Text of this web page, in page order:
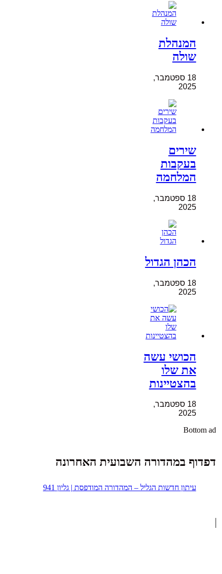
המנהלת
שולה
18 ספטמבר,
2025
שירים
בעקבות
המלחמה
18 ספטמבר,
2025
הכהן הגדול
18 ספטמבר,
2025
הכושי עשה
את שלו
בהצטיינות
18 ספטמבר,
2025
Bottom ad
דפדוף במהדורה השבועית האחרונה
עיתון חדשות הגליל – המהדורה המודפסת | גליון 941